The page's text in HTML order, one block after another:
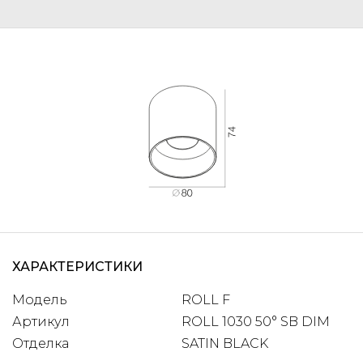
ХАРАКТЕРИСТИКИ
Артикул ROLL 1030 50° SB DIM
Модель ROLL F
Отделка
SATIN BLACK